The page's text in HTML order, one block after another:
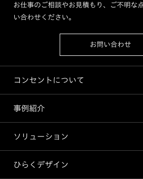
お仕事のご相談やお見積もり、ご不明な
い合わせください。
お問い合わせ
コンセントについて
事例紹介
ソリューション
ひらくデザイン